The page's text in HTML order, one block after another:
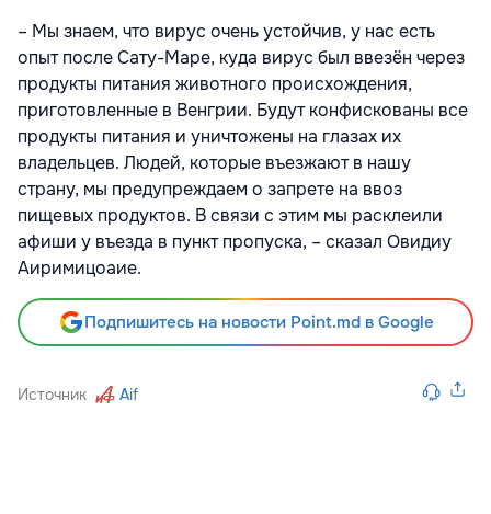
– Мы знаем, что вирус очень устойчив, у нас есть
опыт после Сату-Маре, куда вирус был ввезён через
продукты питания животного происхождения,
приготовленные в Венгрии. Будут конфискованы все
продукты питания и уничтожены на глазах их
владельцев. Людей, которые въезжают в нашу
страну, мы предупреждаем о запрете на ввоз
пищевых продуктов. В связи с этим мы расклеили
афиши у въезда в пункт пропуска, – сказал Овидиу
Аиримицоаие.
Подпишитесь на новости Point.md в Google
Источник Aif